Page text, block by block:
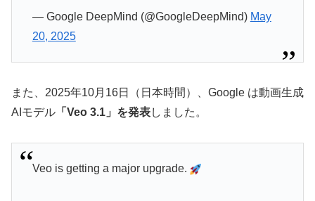
— Google DeepMind (@GoogleDeepMind) May
20, 2025
また、2025年10月16日（日本時間）、Google は動画生成
AIモデル 「Veo 3.1」 を発表しました。
Veo is getting a major upgrade.